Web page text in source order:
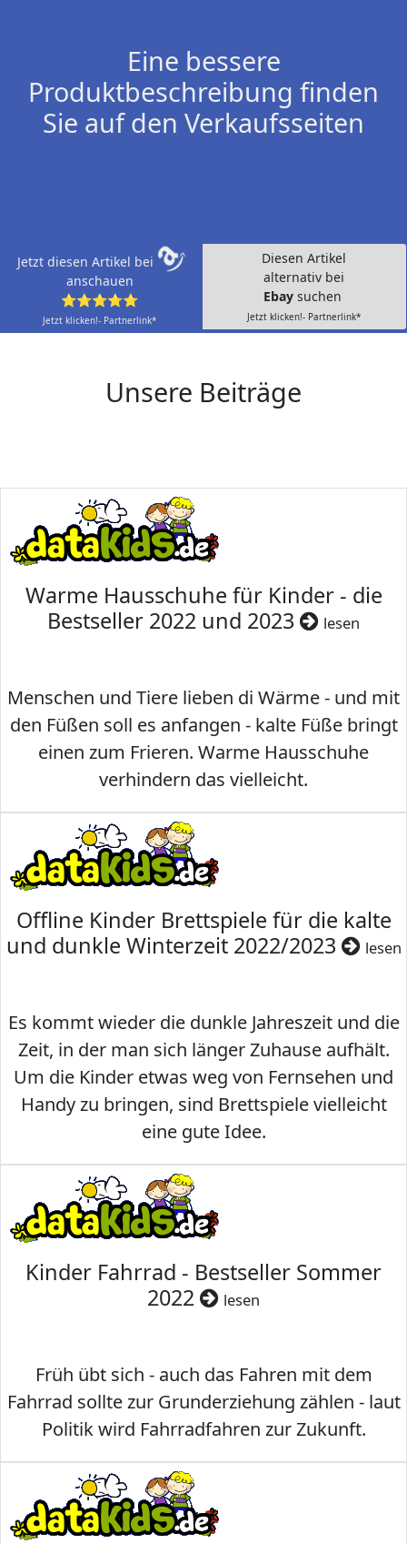
Eine bessere
Produktbeschreibung finden
Sie auf den Verkaufsseiten
Jetzt diesen Artikel bei
anschauen
⭐⭐⭐⭐⭐
Jetzt klicken!- Partnerlink*
Diesen Artikel
alternativ bei
Ebay suchen
Jetzt klicken!- Partnerlink*
Unsere Beiträge
Warme Hausschuhe für Kinder - die
Bestseller 2022 und 2023
lesen
Menschen und Tiere lieben di Wärme - und mit
den Füßen soll es anfangen - kalte Füße bringt
einen zum Frieren. Warme Hausschuhe
verhindern das vielleicht.
Offline Kinder Brettspiele für die kalte
und dunkle Winterzeit 2022/2023
lesen
Es kommt wieder die dunkle Jahreszeit und die
Zeit, in der man sich länger Zuhause aufhält.
Um die Kinder etwas weg von Fernsehen und
Handy zu bringen, sind Brettspiele vielleicht
eine gute Idee.
Kinder Fahrrad - Bestseller Sommer
2022
lesen
Früh übt sich - auch das Fahren mit dem
Fahrrad sollte zur Grunderziehung zählen - laut
Politik wird Fahrradfahren zur Zukunft.